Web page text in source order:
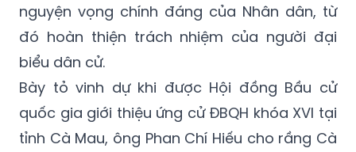
nguyện vọng chính đáng của Nhân dân, từ
đó hoàn thiện trách nhiệm của người đại
biểu dân cử.
Bày tỏ vinh dự khi được Hội đồng Bầu cử
quốc gia giới thiệu ứng cử ĐBQH khóa XVI tại
tỉnh Cà Mau, ông Phan Chí Hiếu cho rầng Cà